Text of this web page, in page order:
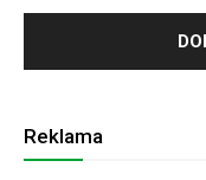
Reklama